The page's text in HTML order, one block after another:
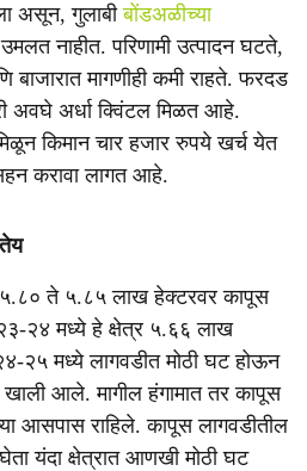
असून, गुलाबीबोंडअळीच्या
उमलत नाहीत. परिणामी उत्पादन घटते,
बाजारात मागणीही कमी राहते. फरदड
अवघे अर्धा क्विंटल मिळत आहे.
किमान चार हजार रुपये खर्च येत
करावा लागत आहे.
५.८० ते ५.८५ लाख हेक्टरवर कापूस
२४ मध्ये हे क्षेत्र ५.६६ लाख
२५ मध्ये लागवडीत मोठी घट होऊन
आले. मागील हंगामात तर कापूस
आसपास राहिले. कापूस लागवडीतील
यंदा क्षेत्रात आणखी मोठी घट